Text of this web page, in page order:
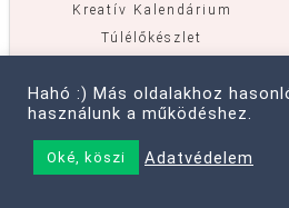
Kreatív Kalendárium
Túlélőkészlet
lesz!
Hahó :) Más oldalakhoz
használunk a működéshez.
Oké, köszi Adatvédelem